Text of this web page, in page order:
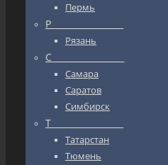
Пермь
Р_________________
Рязань
С_________________
Самара
Саратов
Симбирск
Т_________________
Татарстан
Тюмень